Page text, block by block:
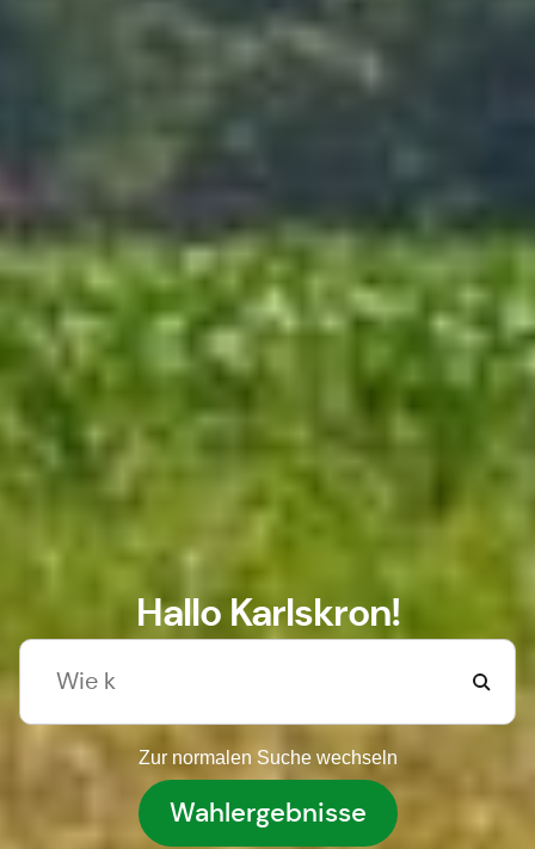
Hallo Karlskron!
Zur normalen Suche wechseln
Wahlergebnisse